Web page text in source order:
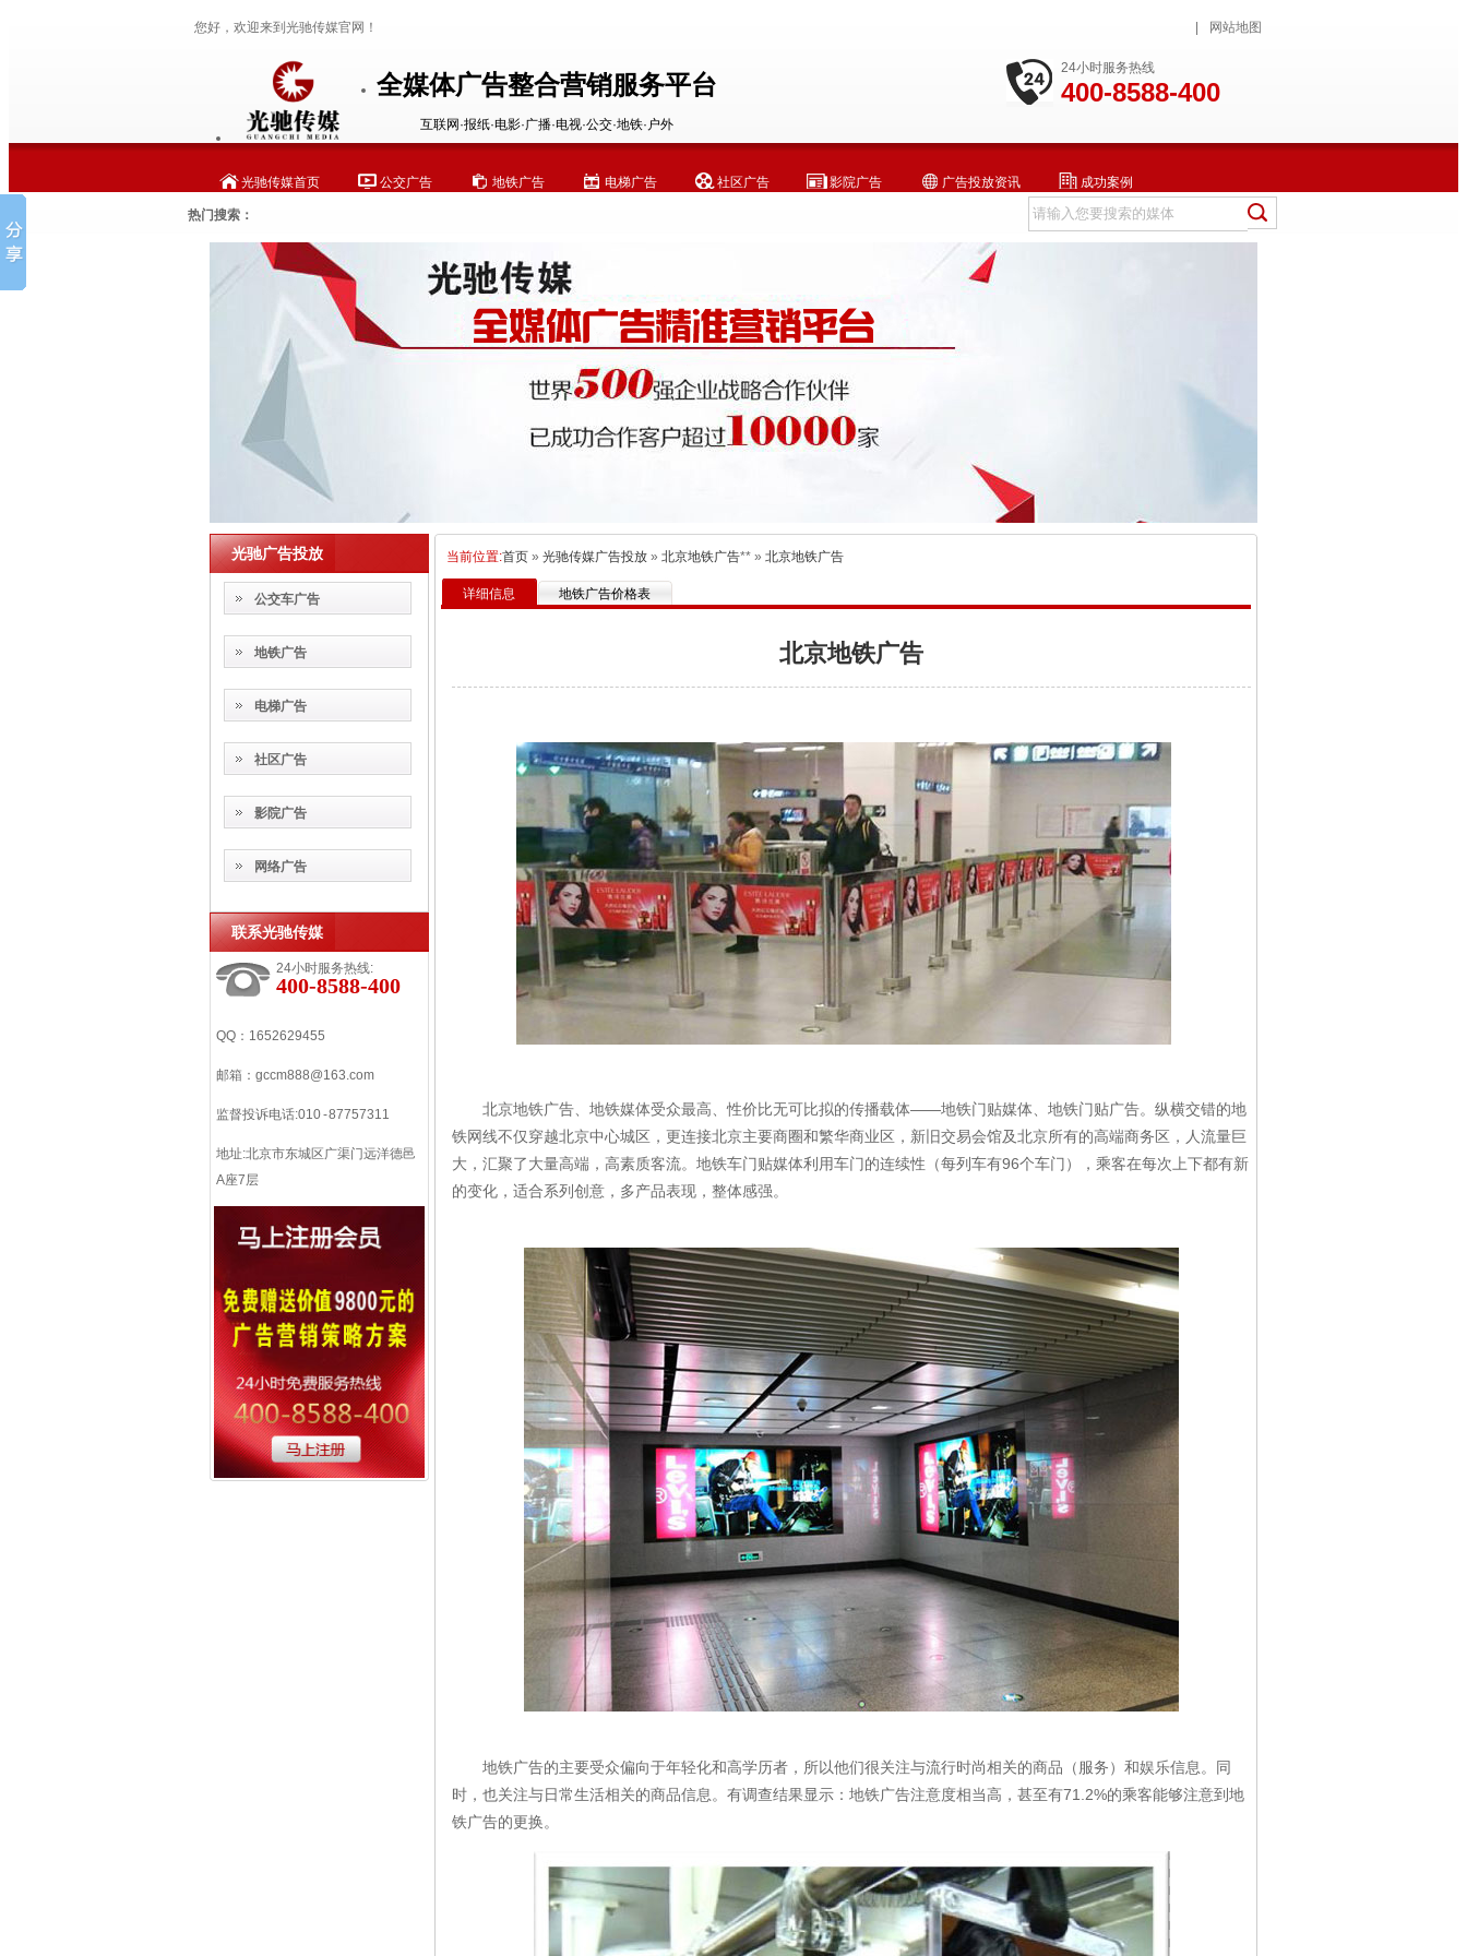
您好，欢迎来到光驰传媒官网！ 网站地图
全媒体广告整合营销服务平台
互联网·报纸·电影·广播·电视·公交·地铁·户外
24小时服务热线
400-8588-400
光驰传媒首页 公交广告 地铁广告 电梯广告 社区广告 影院广告 广告投放资讯 成功案例
热门搜索：
光驰广告投放
公交车广告
地铁广告
电梯广告
社区广告
影院广告
网络广告
联系光驰传媒
24小时服务热线:
400-8588-400
QQ：1652629455
邮箱： gccm888@163.com
监督投诉电话:010 - 87757311
地址:北京市东城区广渠门远洋德邑
A座7层
当前位置:首页 » 光驰传媒广告投放 » 北京地铁广告** » 北京地铁广告
详细信息 地铁广告价格表
北京地铁广告
北京地铁广告、地铁媒体受众最高、性价比无可比拟的传播载体——地铁门贴媒体、地铁门贴广告。纵横交错的地
铁网线不仅穿越北京中心城区，更连接北京主要商圈和繁华商业区，新旧交易会馆及北京所有的高端商务区，人流量巨
大，汇聚了大量高端，高素质客流。地铁车门贴媒体利用车门的连续性（每列车有96个车门），乘客在每次上下都有新
的变化，适合系列创意，多产品表现，整体感强。
地铁广告的主要受众偏向于年轻化和高学历者，所以他们很关注与流行时尚相关的商品（服务）和娱乐信息。同
时，也关注与日常生活相关的商品信息。有调查结果显示：地铁广告注意度相当高，甚至有71.2%的乘客能够注意到地
铁广告的更换。